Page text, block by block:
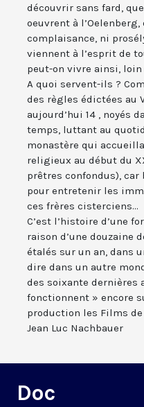
découvrir sans fard,
oeuvrent à
complaisance, ni
viennent à l’esprit de
peut-on vivre ainsi,
A quoi servent-ils ?
des règles édictées au
aujourd’hui 14 , noyés
temps, luttant au
monastère qui
religieux au début du
prêtres confondus),
pour entretenir les
ces frères cisterciens...
C’est l’histoire d’une
raison d’une douzaine
étalés sur un an, dans
dire dans un autre
des soixante dernières
fonctionnent » encore
production les Films de
Jean Luc Nachbauer
Doc